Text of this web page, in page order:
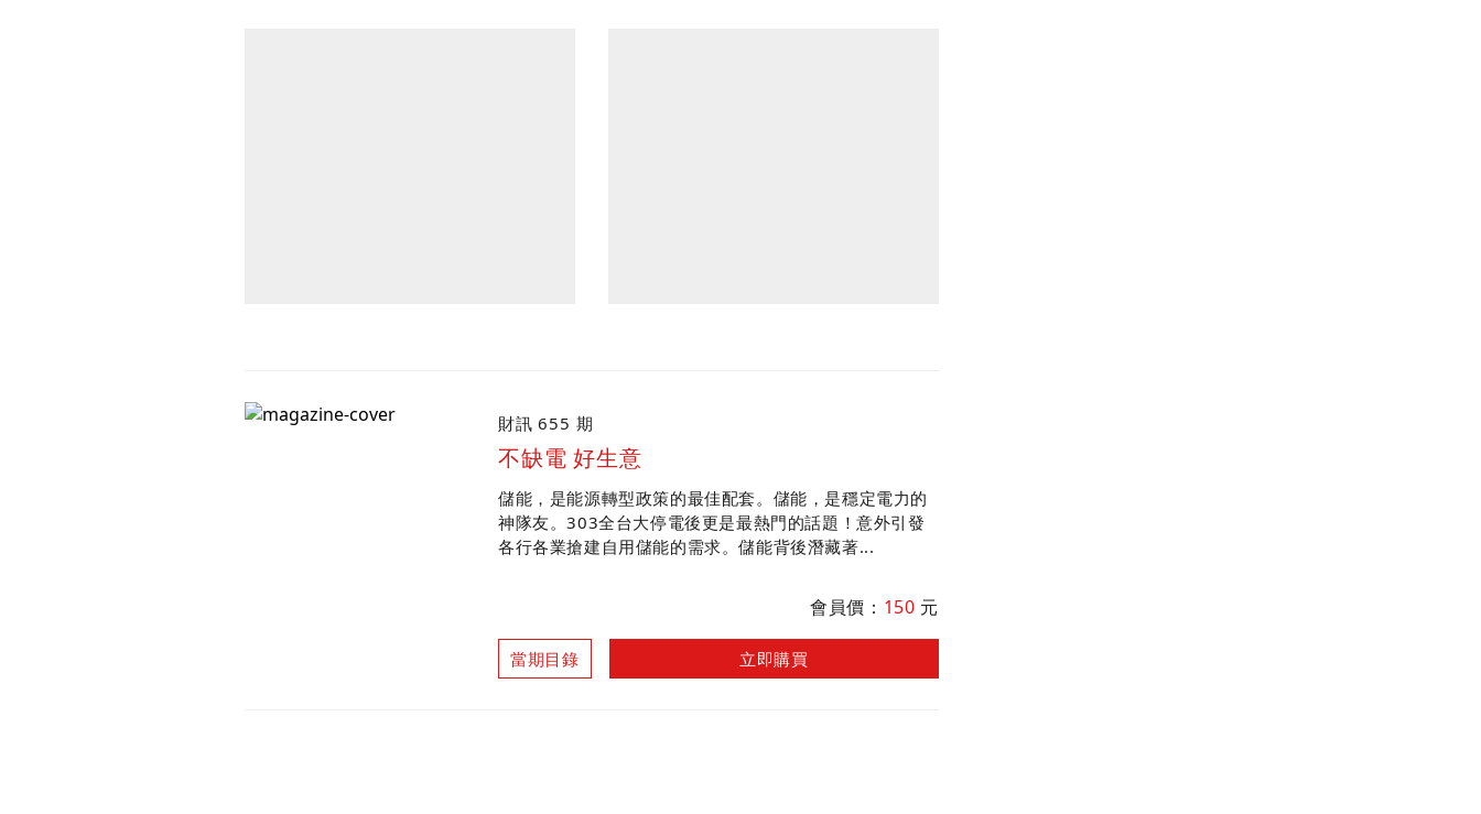
財訊 655 期
不缺電 好生意
儲能，是能源轉型政策的最佳配套。儲能，是穩定電力的
神隊友。303全台大停電後更是最熱門的話題！意外引發
各行各業搶建自用儲能的需求。儲能背後潛藏著...
當期目錄 立即購買
會員價： 150 元